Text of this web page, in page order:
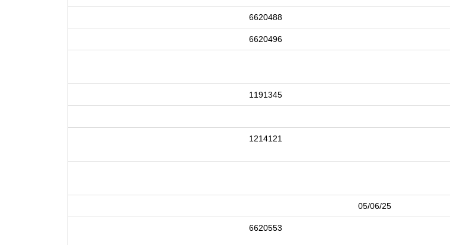
6620488
6620496
1191345
1214121
05/06/25
6620553